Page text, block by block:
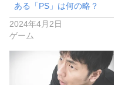
ある「PS」は何の略？
2024年4月2日
ゲーム